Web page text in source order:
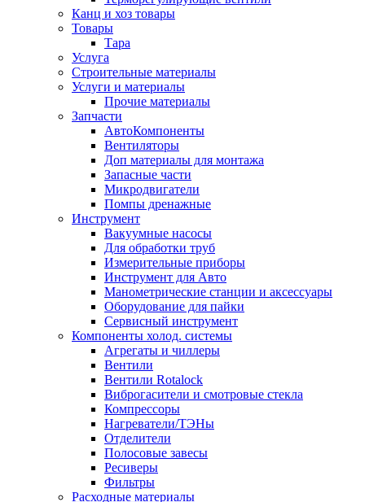
Канц и хоз товары
Товары
Тара
Услуга
Строительные материалы
Услуги и материалы
Прочие материалы
Запчасти
АвтоКомпоненты
Вентиляторы
Доп материалы для монтажа
Запасные части
Микродвигатели
Помпы дренажные
Инструмент
Вакуумные насосы
Для обработки труб
Измерительные приборы
Инструмент для Авто
Манометрические станции и аксессуары
Оборудование для пайки
Сервисный инструмент
Компоненты холод. системы
Агрегаты и чиллеры
Вентили
Вентили Rotalock
Виброгасители и смотровые стекла
Компрессоры
Нагреватели/ТЭНы
Отделители
Полосовые завесы
Ресиверы
Фильтры
Расходные материалы